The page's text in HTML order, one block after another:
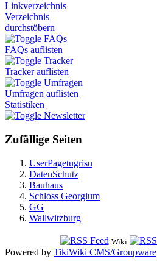
Linkverzeichnis
Verzeichnis
durchstöbern
FAQs
FAQs auflisten
Tracker
Tracker auflisten
Umfragen
Umfragen auflisten
Statistiken
Newsletter
Zufällige Seiten
UserPagetugrisu
DatenSchutz
Bauhaus
Schloss Georgium
GG
Wallwitzburg
Wiki
Powered by TikiWiki CMS/Groupware